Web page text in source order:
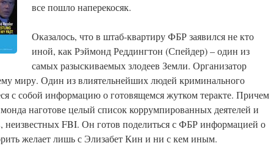
все пошло наперекосяк.
Оказалось, что в штаб-квартиру ФБР заявился не кто
иной, как Рэймонд Реддингтон (Спейдер) – один из
самых разыскиваемых злодеев Земли. Организатор
миру. Один из влиятельнейших людей криминального
с собой информацию о готовящемся жутком теракте. Причем
наготове целый список коррумпированных деятелей и
неизвестных FBI. Он готов поделиться с ФБР информацией о
желает лишь с Элизабет Кин и ни с кем иным.